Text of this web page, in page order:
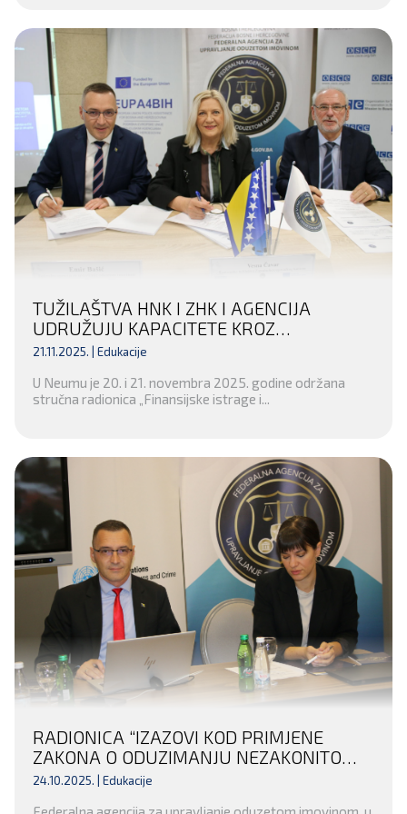
TUŽILAŠTVA HNK I ZHK I AGENCIJA
UDRUŽUJU KAPACITETE KROZ
POTPISIVANJE MEMORANDUMA I
21.11.2025. | Edukacije
U Neumu je 20. i 21. novembra 2025. godine održana
stručna radionica „Finansijske istrage i...
RADIONICA “IZAZOVI KOD PRIMJENE
ZAKONA O ODUZIMANJU NEZAKONITO
STEČENE IMOVINE KRIVIČNIM DJELOM
24.10.2025. | Edukacije